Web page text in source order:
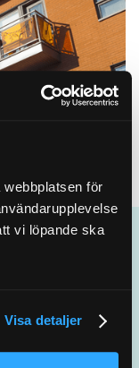
webbplatsen för
vi löpande ska
Visa detaljer